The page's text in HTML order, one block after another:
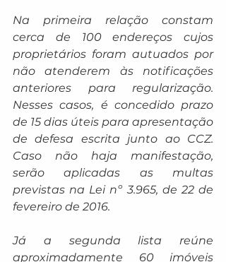
Na primeira relação constam
cerca de 100 endereços cujos
proprietários foram autuados por
não atenderem às notificações
anteriores para regularização.
Nesses casos, é concedido prazo
de 15 dias úteis para apresentação
de defesa escrita junto ao CCZ.
Caso não haja manifestação,
serão aplicadas as multas
previstas na Lei nº 3.965, de 22 de
fevereiro de 2016.
Já a segunda lista reúne
aproximadamente 60 imóveis